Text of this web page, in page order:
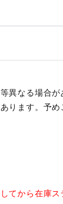
異なる場合が
ります。予め
てから在庫ス